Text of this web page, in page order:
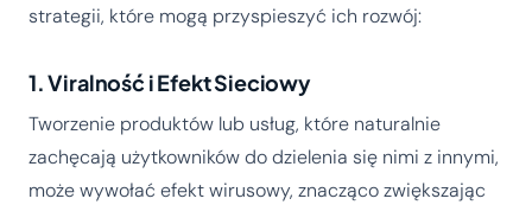
strategii, które mogą przyspieszyć ich rozwój:
1. Viralność i Efekt Sieciowy
Tworzenie produktów lub usług, które naturalnie
zachęcają użytkowników do dzielenia się nimi z innymi,
może wywołać efekt wirusowy, znacząco zwiększając